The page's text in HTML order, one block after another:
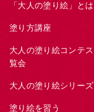
「大人の塗り絵」と
塗り方講座
大人の塗り絵コンテ
覧会
大人の塗り絵シリー
塗り絵を習う